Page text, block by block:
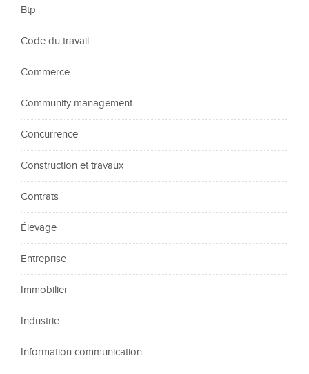
Btp
Code du travail
Commerce
Community management
Concurrence
Construction et travaux
Contrats
Élevage
Entreprise
Immobilier
Industrie
Information communication